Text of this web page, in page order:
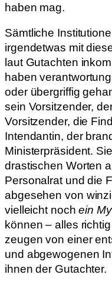
haben mag.
Sämtliche
irgendetwas mit
laut Gutachten
haben
oder übergriffig
sein Vorsitzender,
Vorsitzender, die
Intendantin, der
Ministerpräsident.
drastischen Worten
Personalrat und die
abgesehen von
vielleicht nochein My
können – alles
zeugen von einer
und abgewogenen
ihnen der Gutachter.